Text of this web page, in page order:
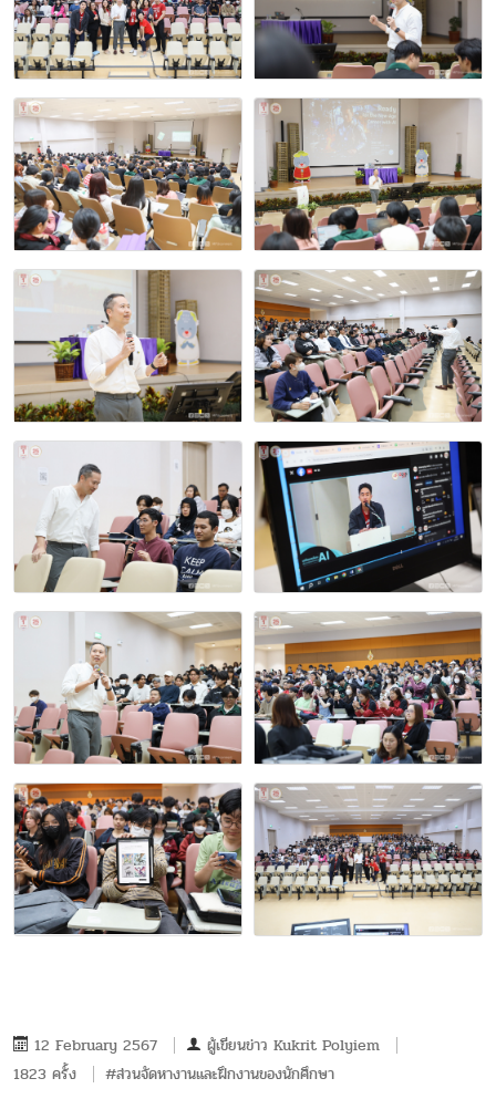
12 February 2567 ผู้เขียนข่าว Kukrit Polyiem
1823 ครั้ง
#ส่วนจัดหางานและฝึกงานของนักศึกษา